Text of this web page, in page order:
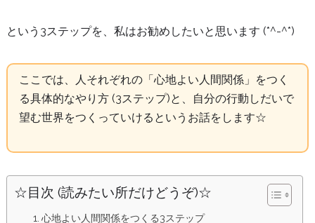
という3ステップを、私はお勧めしたいと思います (*^-^*)
ここでは、人それぞれの「心地よい人間関係」をつく
る具体的なやり方 (3ステップ)と、自分の行動しだいで
望む世界をつくっていけるというお話をします☆
☆目次 (読みたい所だけどうぞ)☆
心地よい人間関係をつくる3ステップ